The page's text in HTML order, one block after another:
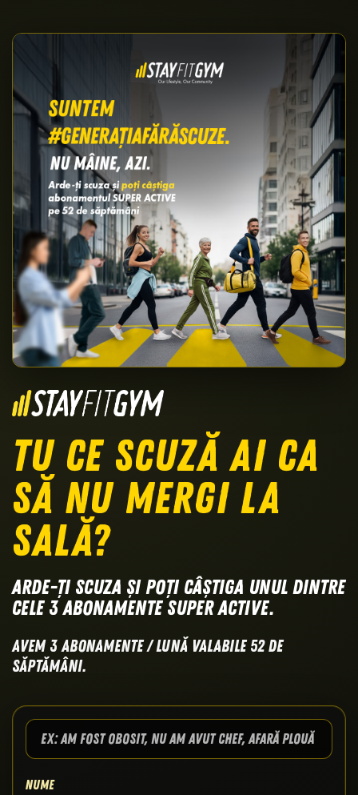
TU CE SCUZĂ AI CA
SĂ NU MERGI LA
SALĂ?
Arde-ți scuza și poți câștiga unul dintre
cele 3 abonamente Super Active.
Avem 3 abonamente / lună valabile 52 de
săptămâni.
Nume